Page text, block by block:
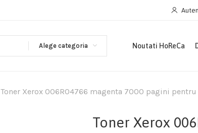
Alege categoria Noutati HoReCa
Toner Xerox 006R04766 magenta 7000 pagini pentru
Toner Xerox